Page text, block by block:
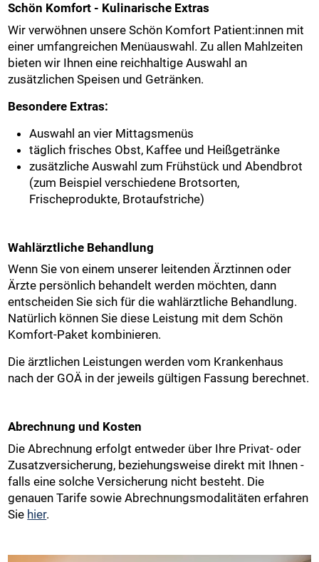
Schön Komfort - Kulinarische Extras
Wir verwöhnen unsere Schön Komfort Patient:innen mit
einer umfangreichen Menüauswahl. Zu allen Mahlzeiten
bieten wir Ihnen eine reichhaltige Auswahl an
zusätzlichen Speisen und Getränken.
Besondere Extras:
Auswahl an vier Mittagsmenüs
täglich frisches Obst, Kaffee und Heißgetränke
zusätzliche Auswahl zum Frühstück und Abendbrot
(zum Beispiel verschiedene Brotsorten,
Frischeprodukte, Brotaufstriche)
Wahlärztliche Behandlung
Wenn Sie von einem unserer leitenden Ärztinnen oder
Ärzte persönlich behandelt werden möchten, dann
entscheiden Sie sich für die wahlärztliche Behandlung.
Natürlich können Sie diese Leistung mit dem Schön
Komfort-Paket kombinieren.
Die ärztlichen Leistungen werden vom Krankenhaus
nach der GOÄ in der jeweils gültigen Fassung berechnet.
Abrechnung und Kosten
Die Abrechnung erfolgt entweder über Ihre Privat- oder
Zusatzversicherung, beziehungsweise direkt mit Ihnen -
falls eine solche Versicherung nicht besteht. Die
genauen Tarife sowie Abrechnungsmodalitäten erfahren
Sie hier.